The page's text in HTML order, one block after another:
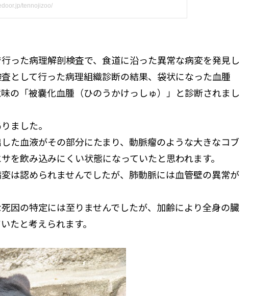
った病理解剖検査で、食道に沿った異常な病変を発見し
として行った病理組織診断の結果、袋状になった血腫
味の「被嚢化血腫（ひのうかけっしゅ）」と診断されまし
ました。
た血液がその部分にたまり、動脈瘤のような大きなコブ
を飲み込みにくい状態になっていたと思われます。
は認められませんでしたが、肺動脈には血管壁の異常が
因の特定には至りませんでしたが、加齢により全身の臓
たと考えられます。